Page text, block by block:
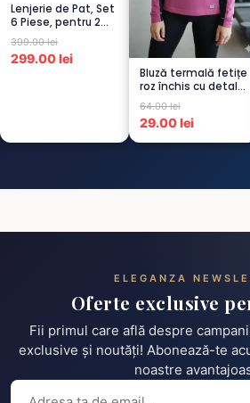
Lenjerie de Pat, Set
6 Piese, pentru 2
persoana, CREM-
4...
399.00 lei
299.00 lei
Bluză termală fetițe
roz închis cu detalii
negre, cu pu...
64.00 lei
29.00 lei
ELEGANZA
Oferte exclusive
Fii primul care află despre
exclusive și noutăți! Abonează-te
noastre